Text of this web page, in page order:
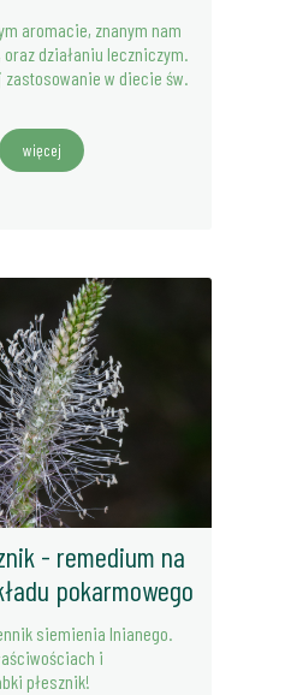
aromacie, znanym nam
działaniu leczniczym.
w diecie św.
więcej
- remedium na
pokarmowego
siemienia lnianego.
i
płesznik!